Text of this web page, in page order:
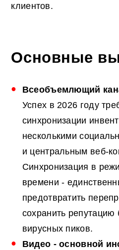
клиентов.
Основные
Всеобъемлющий
Успех в 2026 году
синхронизации
несколькими
и центральным веб-
Синхронизация в
времени -
предотвратить
сохранить
вирусных пиков.
Видео - основной